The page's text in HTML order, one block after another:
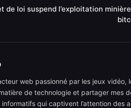
de loi suspend l’exploitation
web passionné par les jeux vidéo,
de technologie et partager mes
informatifs qui captivent l’attention des